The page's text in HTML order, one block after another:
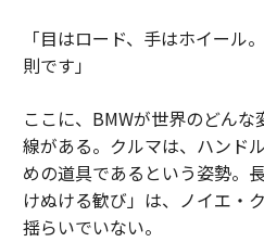
「目はロード、手はホイール
則です」
ここに、BMWが世界のどん
線がある。クルマは、ハンド
めの道具であるという姿勢。
けぬける歓び」は、ノイエ・
揺らいでいない。